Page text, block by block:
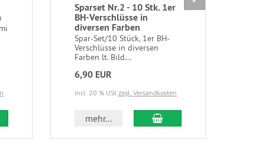
Warenkorb
Sparset Nr.2 - 10 Stk. 1er
BH-Verschlüsse in
diversen Farben
Spar-Set/10 Stück, 1er BH-
Verschlüsse in diversen
Farben lt. Bild...
6,90 EUR
incl. 20 % USt zzgl. Versandkosten
mehr... In den Warenkorb